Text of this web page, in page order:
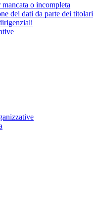
mancata o incompleta
dei dati da parte dei titolari